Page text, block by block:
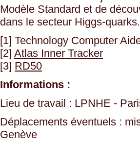
Modèle Standard et de
dans le secteur Higgs-quarks.
[1] Technology Computer
[2] Atlas Inner Tracker
[3] RD50
Informations :
Lieu de travail : LPNHE -
Déplacements éventuels :
Genève